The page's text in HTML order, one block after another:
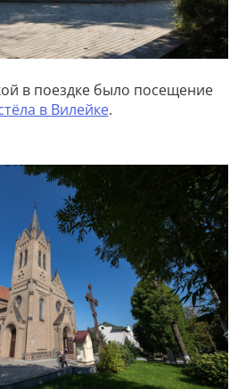
в поездке было посещение
в Вилейке.